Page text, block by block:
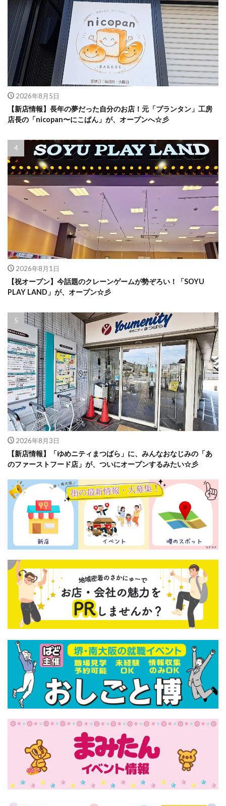
2026年8月5日
【新店情報】長年の夢だった自分のお店！元「プランタン」工房
店長の「nicopan〜にこぱん」が、オープンへ☆彡
2026年8月1日
【祝オープン】今話題のクレーンゲームが勢ぞろい！「SOYU
PLAY LAND」が、オープン☆彡
2026年8月3日
【新店情報】「ゆめニティまつばら」に、みんなおなじみの「あ
のファーストフード店」が、ついにオープンするみたい☆彡